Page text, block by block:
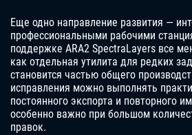
Еще одно направление развития —
профессиональными рабочими
поддержке ARA2 SpectraLayers все
как отдельная утилита для редких
становится частью общего
исправления можно выполнять
постоянного экспорта и повторного
особенно важно при большом
правок.